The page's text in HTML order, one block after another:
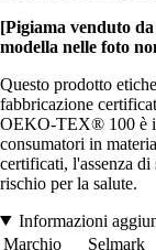
[Pigiama venduto
modella nelle foto
Questo prodotto
fabbricazione
OEKO-TEX® 100 è il
consumatori in
certificati, l'assenza di
rischio per la salute.
Informazioni
Marchio
Selmark